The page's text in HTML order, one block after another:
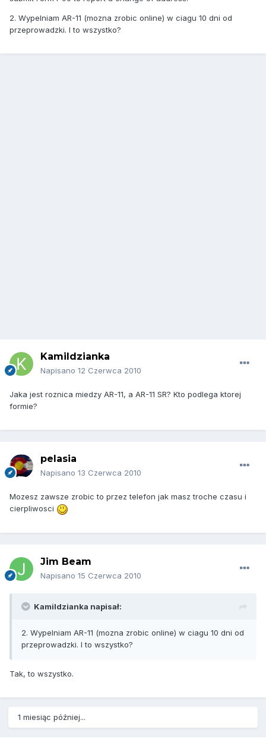
2. Wypelniam AR-11 (mozna zrobic online) w ciagu 10 dni od
przeprowadzki. I to wszystko?
Kamildzianka
Napisano 12 Czerwca 2010
Jaka jest roznica miedzy AR-11, a AR-11 SR? Kto podlega ktorej
formie?
pelasia
Napisano 13 Czerwca 2010
Mozesz zawsze zrobic to przez telefon jak masz troche czasu i
cierpliwosci
Jim Beam
Napisano 15 Czerwca 2010
Kamildzianka napisał:
2. Wypelniam AR-11 (mozna zrobic online) w ciagu 10 dni od
przeprowadzki. I to wszystko?
Tak, to wszystko.
1 miesiąc później...